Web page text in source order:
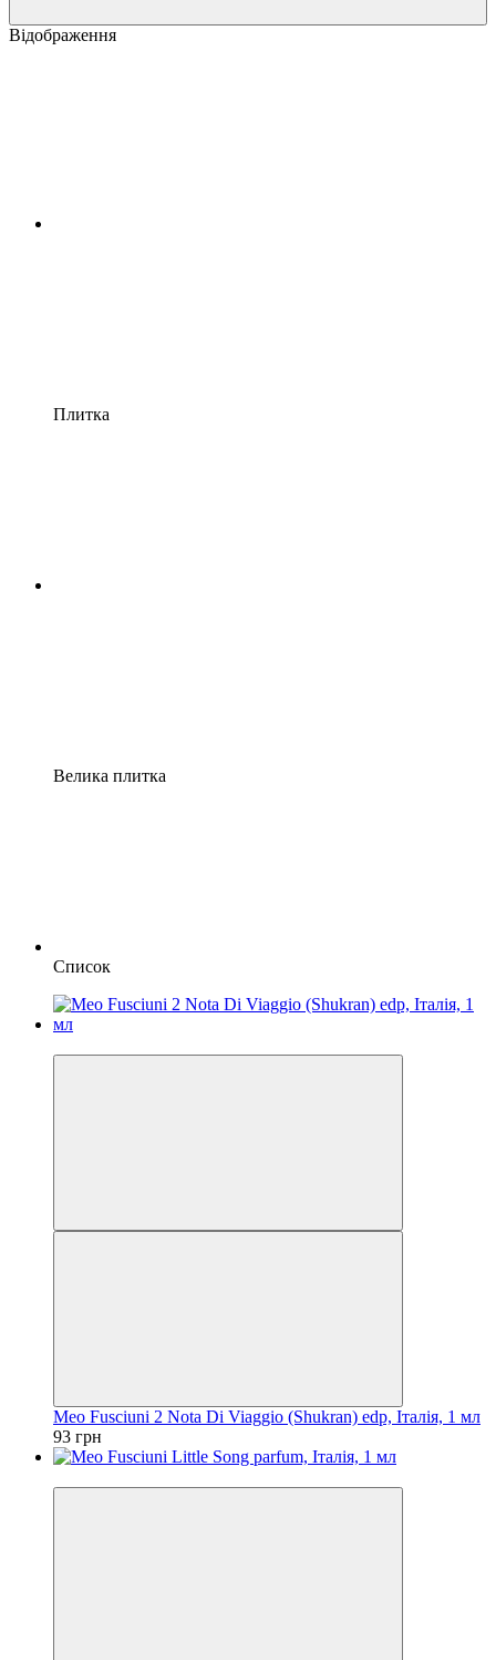
Відображення
Плитка
Велика плитка
Список
Meo Fusciuni 2 Nota Di Viaggio (Shukran) edp, Італія, 1 мл
93 грн